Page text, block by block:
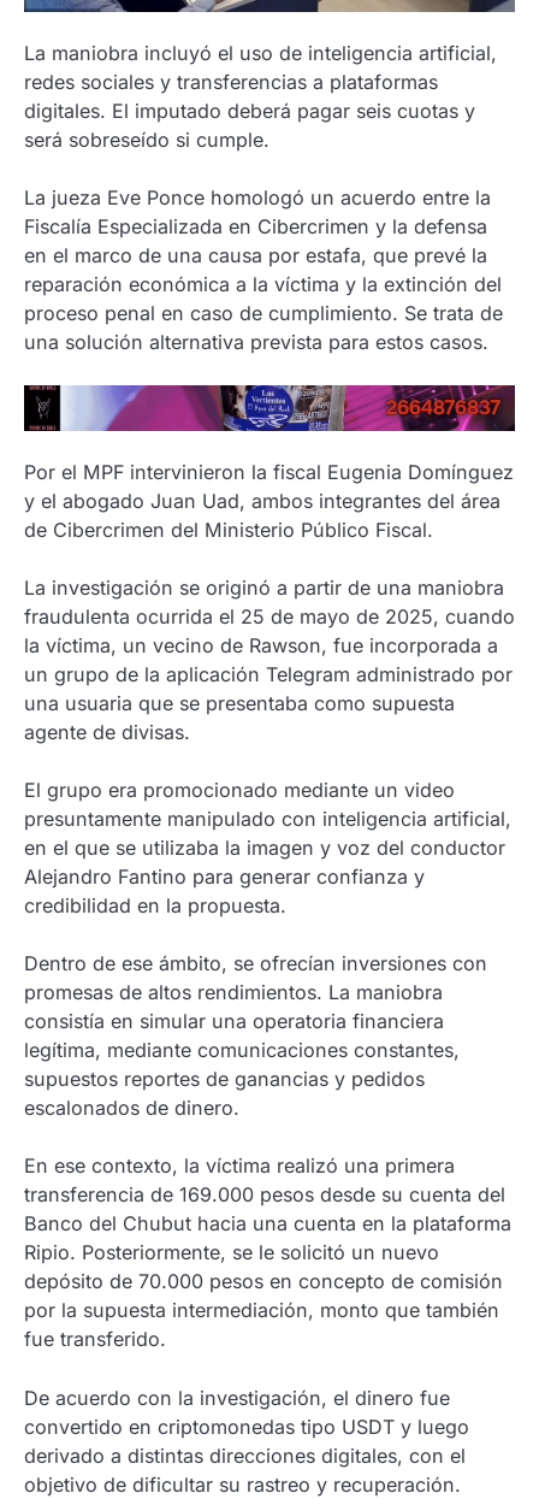
La maniobra incluyó el uso de inteligencia artificial,
redes sociales y transferencias a plataformas
digitales. El imputado deberá pagar seis cuotas y
será sobreseído si cumple.
La jueza Eve Ponce homologó un acuerdo entre la
Fiscalía Especializada en Cibercrimen y la defensa
en el marco de una causa por estafa, que prevé la
reparación económica a la víctima y la extinción del
proceso penal en caso de cumplimiento. Se trata de
una solución alternativa prevista para estos casos.
Por el MPF intervinieron la fiscal Eugenia Domínguez
y el abogado Juan Uad, ambos integrantes del área
de Cibercrimen del Ministerio Público Fiscal.
La investigación se originó a partir de una maniobra
fraudulenta ocurrida el 25 de mayo de 2025, cuando
la víctima, un vecino de Rawson, fue incorporada a
un grupo de la aplicación Telegram administrado por
una usuaria que se presentaba como supuesta
agente de divisas.
El grupo era promocionado mediante un video
presuntamente manipulado con inteligencia artificial,
en el que se utilizaba la imagen y voz del conductor
Alejandro Fantino para generar confianza y
credibilidad en la propuesta.
Dentro de ese ámbito, se ofrecían inversiones con
promesas de altos rendimientos. La maniobra
consistía en simular una operatoria financiera
legítima, mediante comunicaciones constantes,
supuestos reportes de ganancias y pedidos
escalonados de dinero.
En ese contexto, la víctima realizó una primera
transferencia de 169.000 pesos desde su cuenta del
Banco del Chubut hacia una cuenta en la plataforma
Ripio. Posteriormente, se le solicitó un nuevo
depósito de 70.000 pesos en concepto de comisión
por la supuesta intermediación, monto que también
fue transferido.
De acuerdo con la investigación, el dinero fue
convertido en criptomonedas tipo USDT y luego
derivado a distintas direcciones digitales, con el
objetivo de dificultar su rastreo y recuperación.